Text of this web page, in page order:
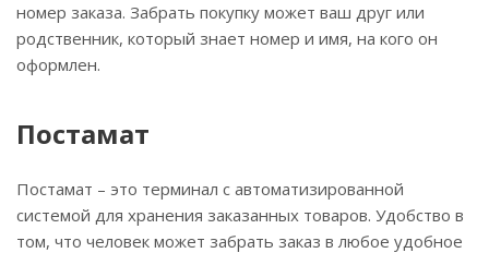
номер заказа. Забрать покупку может ваш друг или
родственник, который знает номер и имя, на кого он
оформлен.
Постамат
Постамат – это терминал с автоматизированной
системой для хранения заказанных товаров. Удобство в
том, что человек может забрать заказ в любое удобное